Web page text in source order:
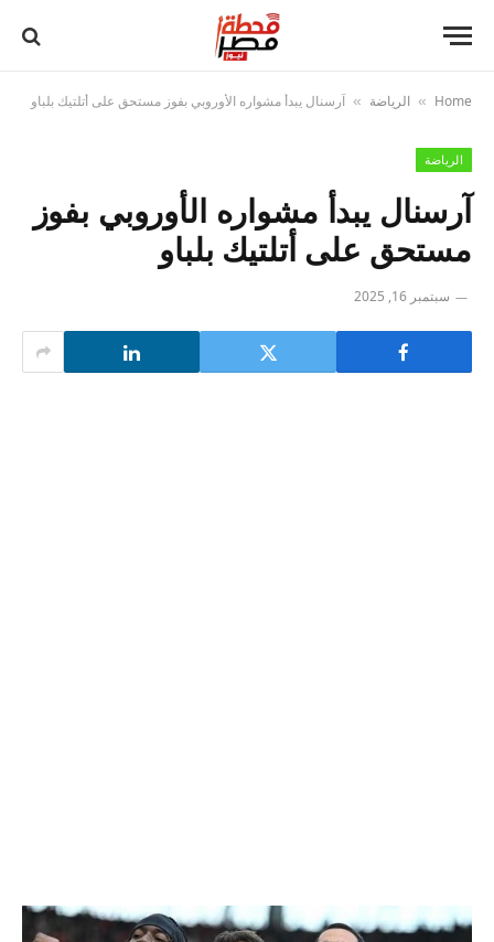
Home
» الرياضة » آرسنال يبدأ مشواره الأوروبي بفوز مستحق على أتلتيك بلباو
الرياضة
آرسنال يبدأ مشواره الأوروبي بفوز
مستحق على أتلتيك بلباو
سبتمبر 16, 2025